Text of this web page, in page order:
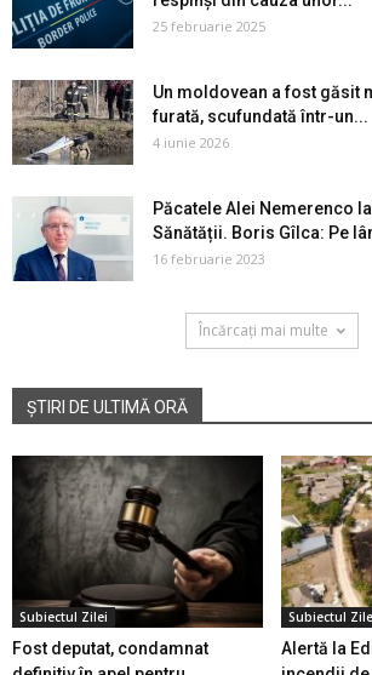
25 februarie 2025
Un moldovean a fost găsit
furată, scufundată într-un...
4 iunie 2026
Păcatele Alei Nemerenco
Sănătății. Boris Gîlca: Pe
16 februarie 2023
Încărcați mai multe
ȘTIRI DE ULTIMĂ ORĂ
Subiectul Zilei
Fost deputat, condamnat
Subiectul
Alertă la